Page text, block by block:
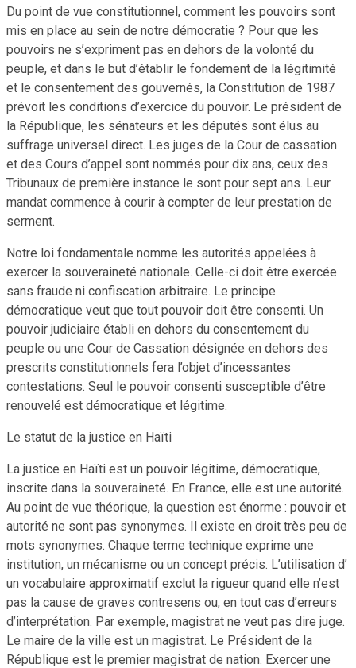
Du point de vue constitutionnel, comment les pouvoirs sont
mis en place au sein de notre démocratie ? Pour que les
pouvoirs ne s’expriment pas en dehors de la volonté du
peuple, et dans le but d’établir le fondement de la légitimité
et le consentement des gouvernés, la Constitution de 1987
prévoit les conditions d’exercice du pouvoir. Le président de
la République, les sénateurs et les députés sont élus au
suffrage universel direct. Les juges de la Cour de cassation
et des Cours d’appel sont nommés pour dix ans, ceux des
Tribunaux de première instance le sont pour sept ans. Leur
mandat commence à courir à compter de leur prestation de
serment.
Notre loi fondamentale nomme les autorités appelées à
exercer la souveraineté nationale. Celle-ci doit être exercée
sans fraude ni confiscation arbitraire. Le principe
démocratique veut que tout pouvoir doit être consenti. Un
pouvoir judiciaire établi en dehors du consentement du
peuple ou une Cour de Cassation désignée en dehors des
prescrits constitutionnels fera l’objet d’incessantes
contestations. Seul le pouvoir consenti susceptible d’être
renouvelé est démocratique et légitime.
Le statut de la justice en Haïti
La justice en Haïti est un pouvoir légitime, démocratique,
inscrite dans la souveraineté. En France, elle est une autorité.
Au point de vue théorique, la question est énorme : pouvoir et
autorité ne sont pas synonymes. Il existe en droit très peu de
mots synonymes. Chaque terme technique exprime une
institution, un mécanisme ou un concept précis. L’utilisation d’
un vocabulaire approximatif exclut la rigueur quand elle n’est
pas la cause de graves contresens ou, en tout cas d’erreurs
d’interprétation. Par exemple, magistrat ne veut pas dire juge.
Le maire de la ville est un magistrat. Le Président de la
République est le premier magistrat de nation. Exercer une